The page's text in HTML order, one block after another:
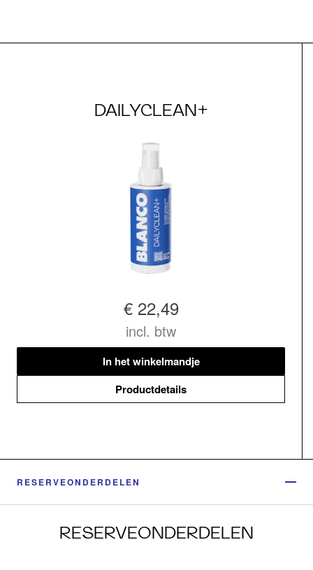
DAILYCLEAN+
€ 22,49
incl. btw
In het winkelmandje
Productdetails
RESERVEONDERDELEN
RESERVEONDERDELEN